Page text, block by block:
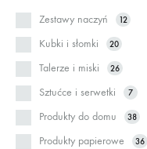
Zestawy naczyń 12
Kubki i słomki 20
Talerze i miski 26
Sztućce i serwetki 7
Produkty do domu 38
Produkty papierowe 36